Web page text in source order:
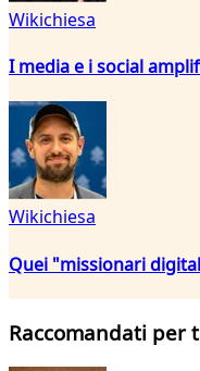
Wikichiesa
I media e i social
Wikichiesa
Quei "missionari
Raccomandati per